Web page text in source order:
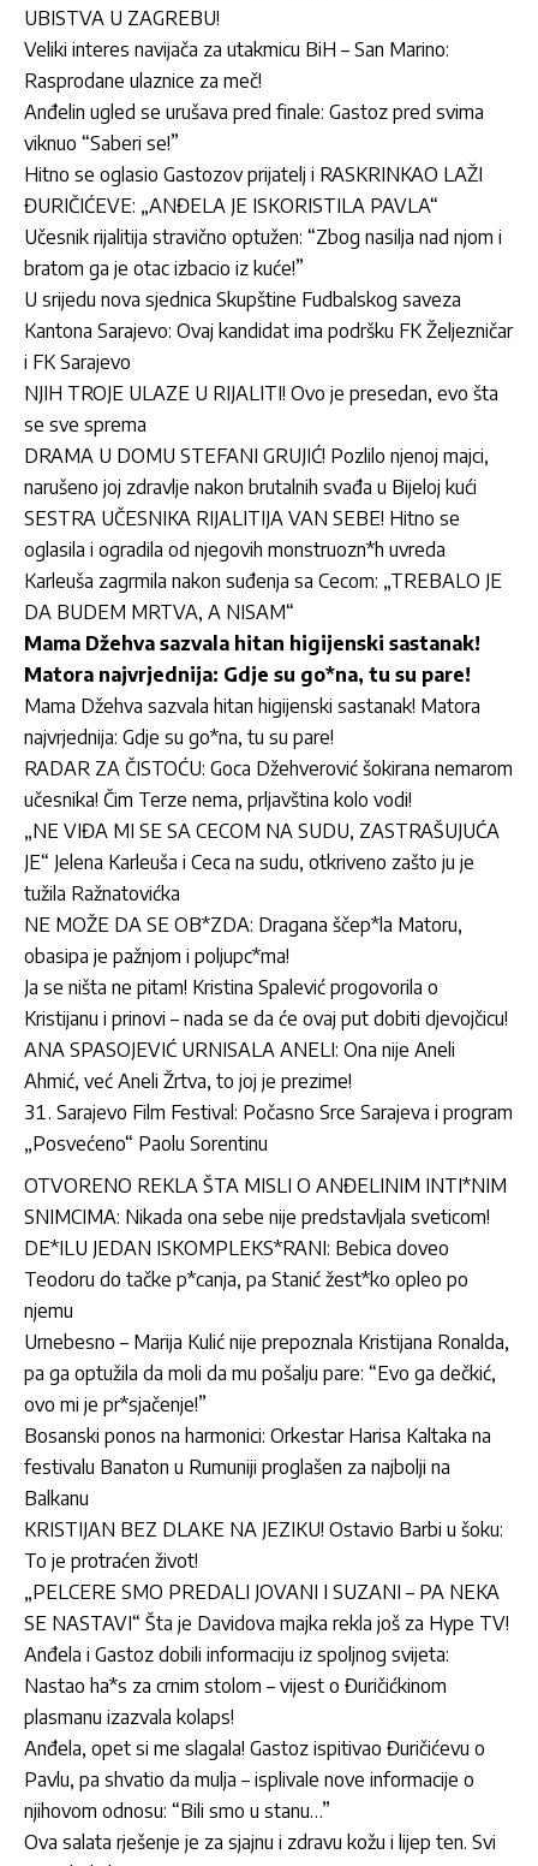
UBISTVA U ZAGREBU!
Veliki interes navijača za utakmicu BiH – San Marino:
Rasprodane ulaznice za meč!
Anđelin ugled se urušava pred finale: Gastoz pred svima
viknuo “Saberi se!”
Hitno se oglasio Gastozov prijatelj i RASKRINKAO LAŽI
ĐURIČIĆEVE: „ANĐELA JE ISKORISTILA PAVLA“
Učesnik rijalitija stravično optužen: “Zbog nasilja nad njom i
bratom ga je otac izbacio iz kuće!”
U srijedu nova sjednica Skupštine Fudbalskog saveza
Kantona Sarajevo: Ovaj kandidat ima podršku FK Željezničar
i FK Sarajevo
NJIH TROJE ULAZE U RIJALITI! Ovo je presedan, evo šta
se sve sprema
DRAMA U DOMU STEFANI GRUJIĆ! Pozlilo njenoj majci,
narušeno joj zdravlje nakon brutalnih svađa u Bijeloj kući
SESTRA UČESNIKA RIJALITIJA VAN SEBE! Hitno se
oglasila i ogradila od njegovih monstruozn*h uvreda
Karleuša zagrmila nakon suđenja sa Cecom: „TREBALO JE
DA BUDEM MRTVA, A NISAM“
Mama Džehva sazvala hitan higijenski sastanak!
Matora najvrjednija: Gdje su go*na, tu su pare!
Mama Džehva sazvala hitan higijenski sastanak! Matora
najvrjednija: Gdje su go*na, tu su pare!
RADAR ZA ČISTOĆU: Goca Džehverović šokirana nemarom
učesnika! Čim Terze nema, prljavština kolo vodi!
„NE VIĐA MI SE SA CECOM NA SUDU, ZASTRAŠUJUĆA
JE“ Jelena Karleuša i Ceca na sudu, otkriveno zašto ju je
tužila Ražnatovićka
NE MOŽE DA SE OB*ZDA: Dragana ščep*la Matoru,
obasipa je pažnjom i poljupc*ma!
Ja se ništa ne pitam! Kristina Spalević progovorila o
Kristijanu i prinovi – nada se da će ovaj put dobiti djevojčicu!
ANA SPASOJEVIĆ URNISALA ANELI: Ona nije Aneli
Ahmić, već Aneli Žrtva, to joj je prezime!
Sarajevo Film Festival: Počasno Srce Sarajeva i program
„Posvećeno“ Paolu Sorentinu
OTVORENO REKLA ŠTA MISLI O ANĐELINIM INTI*NIM
SNIMCIMA: Nikada ona sebe nije predstavljala sveticom!
DE*ILU JEDAN ISKOMPLEKS*RANI: Bebica doveo
Teodoru do tačke p*canja, pa Stanić žest*ko opleo po
njemu
Urnebesno – Marija Kulić nije prepoznala Kristijana Ronalda,
pa ga optužila da moli da mu pošalju pare: “Evo ga dečkić,
ovo mi je pr*sjačenje!”
Bosanski ponos na harmonici: Orkestar Harisa Kaltaka na
festivalu Banaton u Rumuniji proglašen za najbolji na
Balkanu
KRISTIJAN BEZ DLAKE NA JEZIKU! Ostavio Barbi u šoku:
To je protraćen život!
„PELCERE SMO PREDALI JOVANI I SUZANI – PA NEKA
SE NASTAVI“ Šta je Davidova majka rekla još za Hype TV!
Anđela i Gastoz dobili informaciju iz spoljnog svijeta:
Nastao ha*s za crnim stolom – vijest o Đuričićkinom
plasmanu izazvala kolaps!
Anđela, opet si me slagala! Gastoz ispitivao Đuričićevu o
Pavlu, pa shvatio da mulja – isplivale nove informacije o
njihovom odnosu: “Bili smo u stanu…”
Ova salata rješenje je za sjajnu i zdravu kožu i lijep ten. Svi